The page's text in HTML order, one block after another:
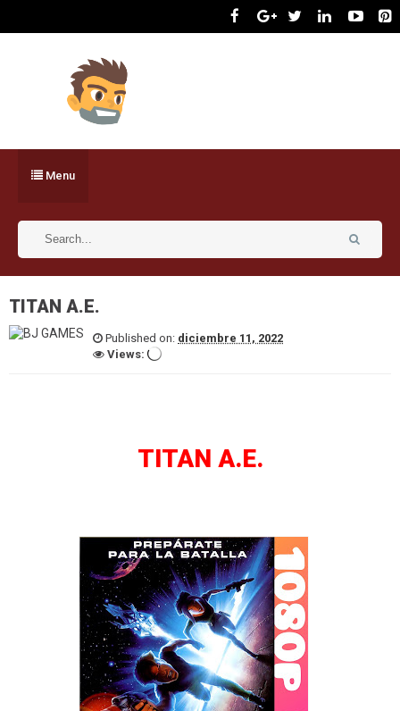
Menu
TITAN A.E.
Published on: diciembre 11, 2022
Views:
TITAN A.E.